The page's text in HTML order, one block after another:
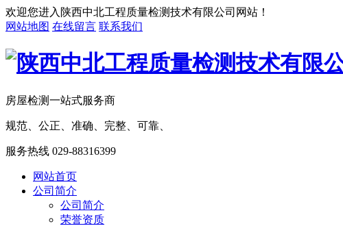
欢迎您进入陕西中北工程质量检测技术有限公司网站！
网站地图 在线留言 联系我们
房屋检测一站式服务商
规范、公正、准确、完整、可靠、
服务热线 029-88316399
网站首页
公司简介
公司简介
荣誉资质